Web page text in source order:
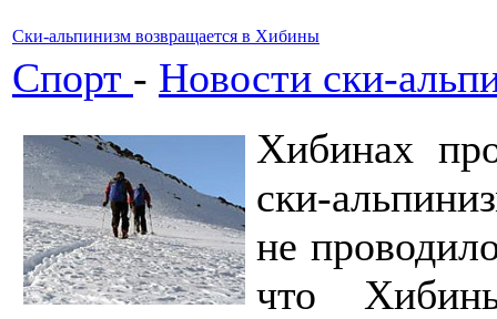
Ски-альпинизм возвращается в Хибины
Спорт - Новости ски-
Хибинах
ски-
не
что